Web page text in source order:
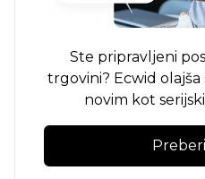
Ste pripravljeni
trgovini? Ecwid
novim kot